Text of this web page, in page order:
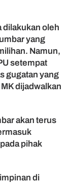
dilakukan oleh
yang
Namun,
setempat
gugatan yang
dijadwalkan
akan terus
pihak
di